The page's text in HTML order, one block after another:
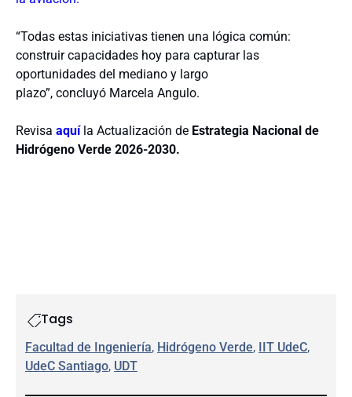
“Todas estas iniciativas tienen una lógica común:
construir capacidades hoy para capturar las
oportunidades del mediano y largo
plazo”, concluyó Marcela Angulo.
Revisa aquíla Actualización de Estrategia Nacional de
Hidrógeno Verde 2026-2030.
Tags
Facultad de Ingeniería, Hidrógeno Verde, IIT UdeC
UdeC Santiago, UDT